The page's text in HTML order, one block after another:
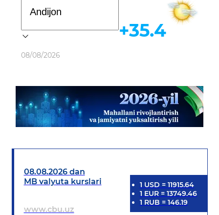
Ob-havo
08/08/2026
+35.4
08.08.2026 dan
MB valyuta kurslari
www.cbu.uz
1 USD = 11915.64
1 EUR= 13749.46
1 RUB = 146.19